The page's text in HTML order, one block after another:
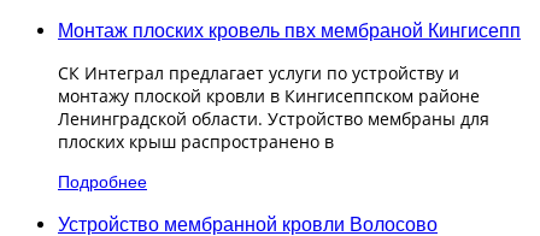
Монтаж плоских кровель пвх мембраной Кингисепп
СК Интеграл предлагает услуги по устройству и
монтажу плоской кровли в Кингисеппском районе
Ленинградской области. Устройство мембраны для
плоских крыш распространено в
Подробнее
Устройство мембранной кровли Волосово